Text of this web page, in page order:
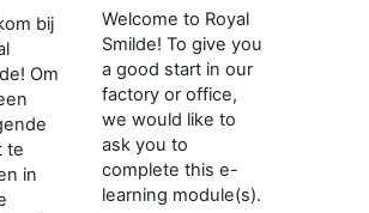
bij
Om
te
in
Welcome to Royal
Smilde! To give you
a good start in our
factory or office,
we would like to
ask you to
complete this e-
learning module(s).